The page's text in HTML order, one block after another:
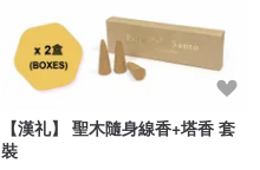
【漢礼】 聖木隨身線香+塔香 套
裝